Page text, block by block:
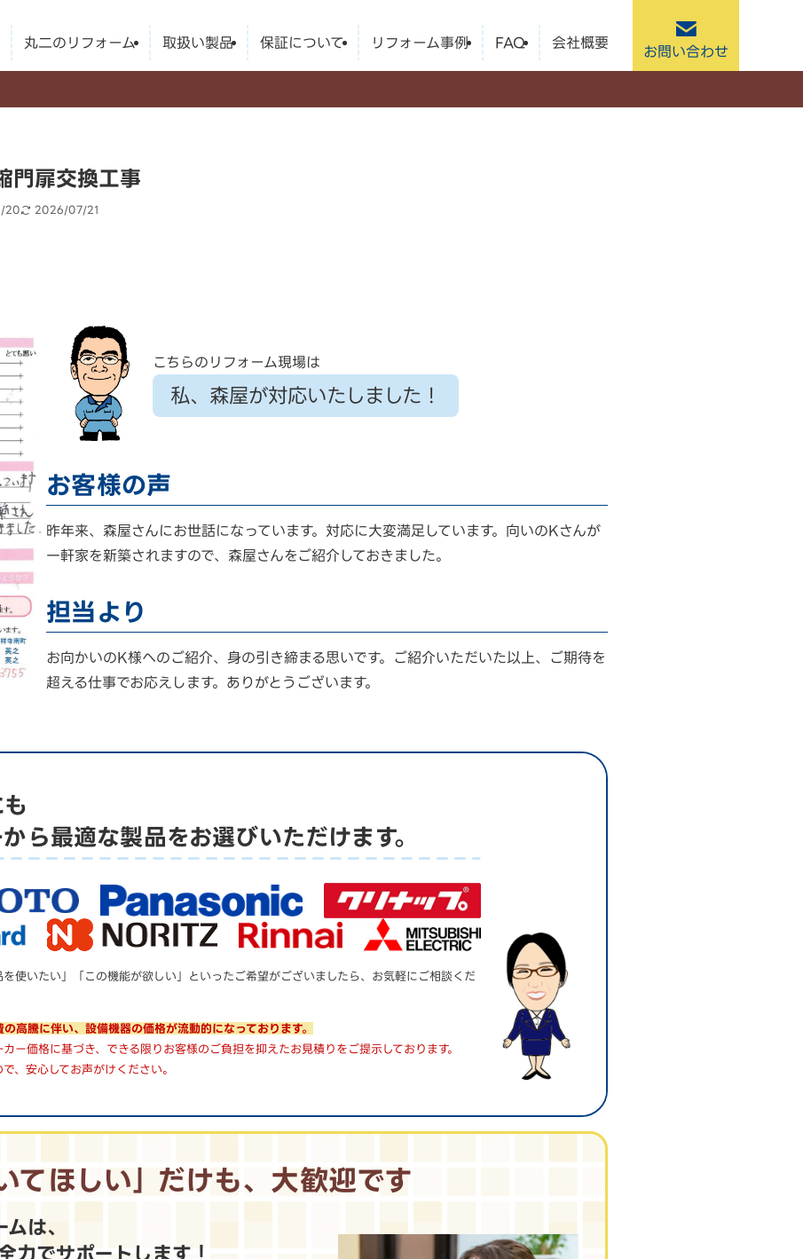
丸二のリフォーム 取扱い製品 保証について リフォーム事例 FAQ 会社概要
お問い合わせ
扉交換工事
20 2026/07/21
こちらのリフォーム現場は
私、森屋が対応いたしました！
お客様の声
昨年来、森屋さんにお世話になっています。対応に大変満足しています。向いのKさんが
一軒家を新築されますので、森屋さんをご紹介しておきました。
担当より
お向かいのK様へのご紹介、身の引き締まる思いです。ご紹介いただいた以上、ご期待を
超える仕事でお応えします。ありがとうございます。
ら最適な製品をお選びいただけます。
使いたい」「この機能が欲しい」といったご希望がございましたら、お気軽にご相談くだ
高騰に伴い、設備機器の価格が流動的になっております。
ー価格に基づき、できる限りお客様のご負担を抑えたお見積りをご提示しております。
、安心してお声がけください。
てほしい｣ だけも、大歓迎です
は、
力でサポートします！